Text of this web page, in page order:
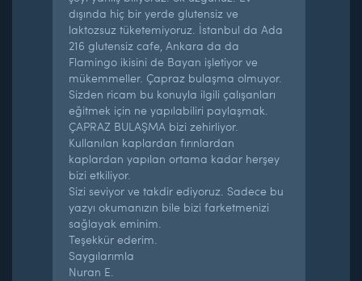
dışında hiç bir yerde glutensiz ve
laktozsuz tüketemiyoruz. İstanbul da Ada
216 glutensiz cafe, Ankara da da
Flamingo ikisini de Bayan işletiyor ve
mükemmeller. Çapraz bulaşma olmuyor.
Sizden ricam bu konuyla ilgili çalışanları
eğitmek için ne yapılabiliri paylaşmak.
ÇAPRAZ BULAŞMA bizi zehirliyor.
Kullanılan kaplardan fırınlardan
kaplardan yapılan ortama kadar herşey
bizi etkiliyor.
Sizi seviyor ve takdir ediyoruz. Sadece bu
yazyı okumanızın bile bizi farketmenizi
sağlayak eminim.
Teşekkür ederim.
Saygılarımla
Nuran E.